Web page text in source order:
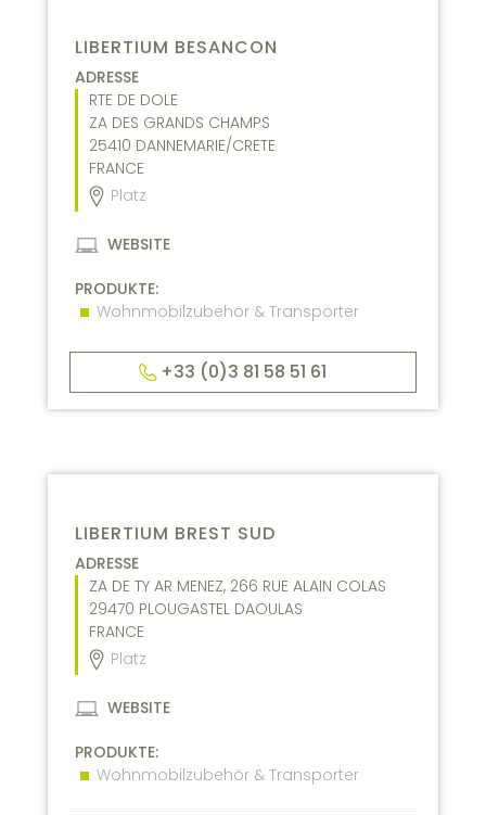
LIBERTIUM BESANCON
ADRESSE
RTE DE DOLE
ZA DES GRANDS CHAMPS
25410 DANNEMARIE/CRETE
FRANCE
Platz
WEBSITE
PRODUKTE:
Wohnmobilzubehör & Transporter
+33 (0)3 81 58 51 61
LIBERTIUM BREST SUD
ADRESSE
ZA DE TY AR MENEZ, 266 RUE ALAIN COLAS
29470 PLOUGASTEL DAOULAS
FRANCE
Platz
WEBSITE
PRODUKTE:
Wohnmobilzubehör & Transporter